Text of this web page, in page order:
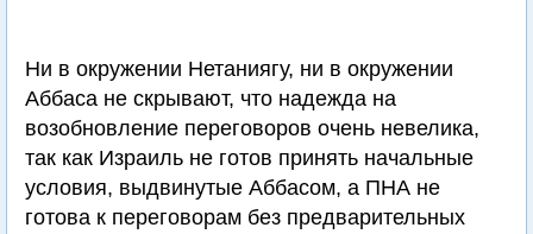
Ни в окружении Нетаниягу, ни в окружении
Аббаса не скрывают, что надежда на
возобновление переговоров очень невелика,
так как Израиль не готов принять начальные
условия, выдвинутые Аббасом, а ПНА не
готова к переговорам без предварительных